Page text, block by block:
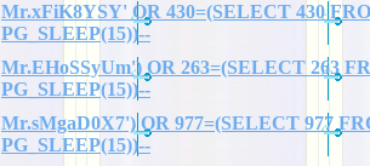
Mr.xFiK8YSY' OR 430=(SELECT 430
PG_SLEEP(15))--
Mr.EHoSSyUm') OR 263=(SELECT 263
PG_SLEEP(15))--
Mr.sMgaD0X7') OR 977=(SELECT 977
PG_SLEEP(15))--